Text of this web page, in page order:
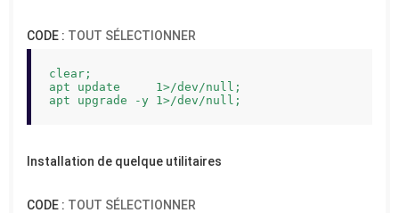
CODE : TOUT SÉLECTIONNER
clear;
apt update     1>/dev/null;
apt upgrade -y 1>/dev/null;
Installation de quelque utilitaires
CODE : TOUT SÉLECTIONNER